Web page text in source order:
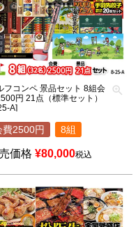
フコンペ 景品セット 8組会
円 21点（標準セット）
A]
費2500円 8組
価格 ¥80,000税込